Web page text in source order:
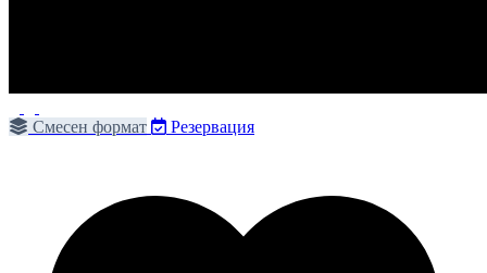
Смесен формат Резервация